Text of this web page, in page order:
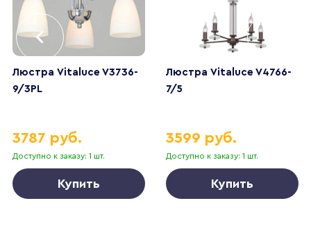
Люстра Vitaluce V3736-
9/3PL
Доступно к заказу: 1 шт.
3787 руб.
Купить
Люстра Vitaluce V4766-
7/5
Доступно к заказу: 1 шт.
3599 руб.
Купить